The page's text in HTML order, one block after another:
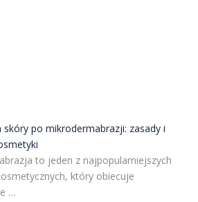
skóry po mikrodermabrazji: zasady i
to jeden z najpopularniejszych
który obiecuje
…